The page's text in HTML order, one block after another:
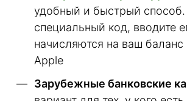
удобный и быстрый способ.
специальный код, вводите
начисляются на ваш баланс
Apple
Зарубежные банковские